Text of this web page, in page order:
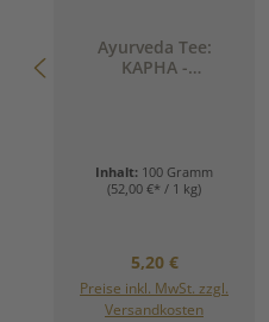
Ayurveda Tee:
KAPHA -
Inhalt: 100 Gramm
(52,00 €* / 1 kg)
Regulärer Preis:
5,20 €
Preise inkl. MwSt. zzgl.
Versandkosten